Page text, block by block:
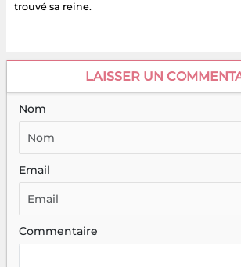
trouvé sa reine.
LAISSER UN
Nom
Email
Commentaire